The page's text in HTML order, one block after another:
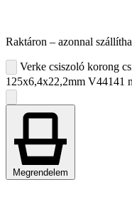
Raktáron – azonnal
Verke csiszoló korong
125x6,4x22,2mm V44141
Megrendelem